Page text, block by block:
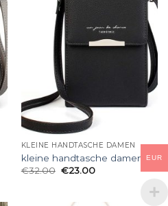
KLEINE HANDTASCHE DAMEN
kleine handtasche damen
€32.00 €23.00
EUR